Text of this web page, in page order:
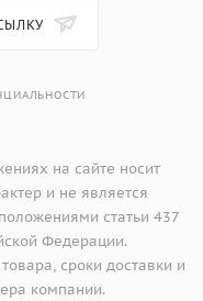
на сайте носит
и не является
статьи 437
Федерации.
сроки доставки и
компании.